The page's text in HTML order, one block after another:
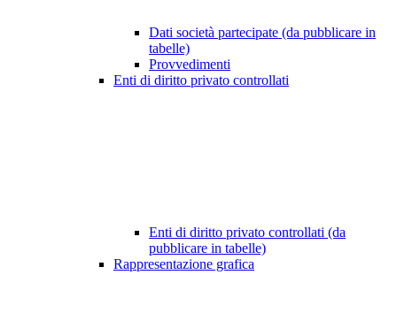
Dati società partecipate (da pubblicare in
tabelle)
Provvedimenti
Enti di diritto privato controllati
Enti di diritto privato controllati (da
pubblicare in tabelle)
Rappresentazione grafica